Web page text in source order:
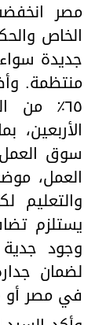
الخاص
جديدة
٦٥٪؜
سوق
العمل،
والتعليم
يستلزم
وجود
لضمان
في مصر أو